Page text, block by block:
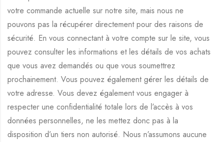
votre commande actuelle sur notre site, mais nous ne
pouvons pas la récupérer directement pour des raisons de
sécurité. En vous connectant à votre compte sur le site, vous
pouvez consulter les informations et les détails de vos achats
que vous avez demandés ou que vous soumettrez
prochainement. Vous pouvez également gérer les détails de
votre adresse. Vous devez également vous engager à
respecter une confidentialité totale lors de l’accès à vos
données personnelles, ne les mettez donc pas à la
disposition d’un tiers non autorisé. Nous n’assumons aucune